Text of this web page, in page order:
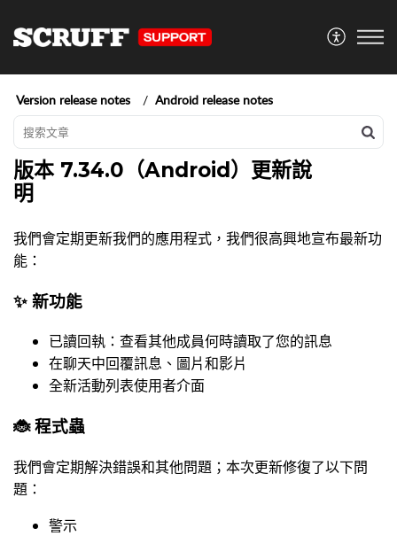
Version release notes Android release notes
版本 7.34.0（Android）更新說
明
我們會定期更新我們的應用程式，我們很高興地宣布最新功
能：
✨ 新功能
已讀回執：查看其他成員何時讀取了您的訊息
在聊天中回覆訊息、圖片和影片
全新活動列表使用者介面
🐞 程式蟲
我們會定期解決錯誤和其他問題；本次更新修復了以下問
題：
警示